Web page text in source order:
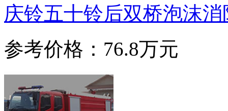
庆铃五十铃后双桥泡沫消
参考价格：76.8万元